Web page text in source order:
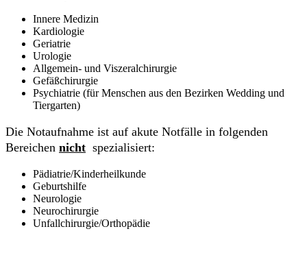
Innere Medizin
Kardiologie
Geriatrie
Urologie
Allgemein- und Viszeralchirurgie
Gefäßchirurgie
Psychiatrie (für Menschen aus den Bezirken Wedding und
Tiergarten)
Die Notaufnahme ist auf akute Notfälle in folgenden
Bereichen nicht spezialisiert:
Pädiatrie/Kinderheilkunde
Geburtshilfe
Neurologie
Neurochirurgie
Unfallchirurgie/Orthopädie